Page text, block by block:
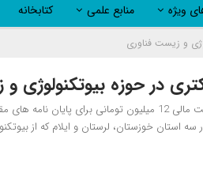
ویژه منابع علمی کتابخانه
دبیر گروه پژوهش، زیرساخت و توسعه فناوری ستاد توسعه زیست فناوری از حمایت مالی 12
استان خوزستان، لرستان و ایلام که از